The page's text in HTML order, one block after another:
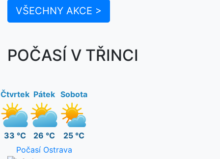
VŠECHNY AKCE >
POČASÍ V TŘINCI
Čtvrtek
33 °C
Pátek
26 °C
Sobota
25 °C
Počasí Ostrava